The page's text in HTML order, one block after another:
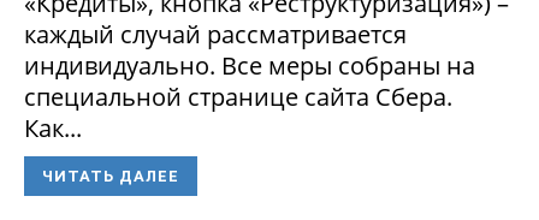
каждый случай рассматривается
индивидуально. Все меры собраны на
специальной странице сайта Сбера.
Как...
ЧИТАТЬ ДАЛЕЕ